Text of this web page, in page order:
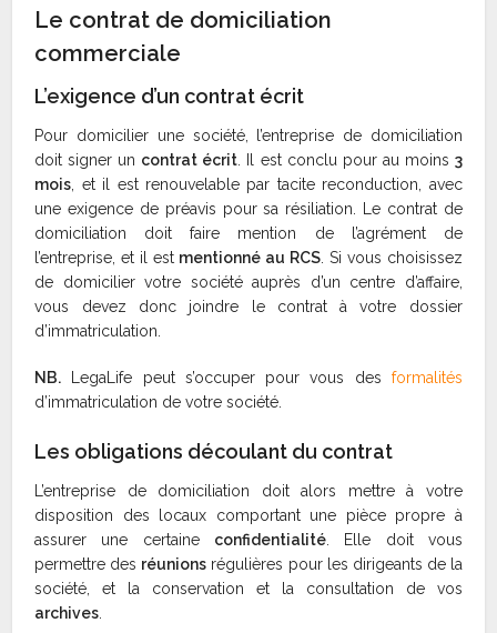
Le contrat de domiciliation
commerciale
L’exigence d’un contrat écrit
Pour domicilier une société, l’entreprise de domiciliation
doit signer un contrat écrit. Il est conclu pour au moins 3
mois, et il est renouvelable par tacite reconduction, avec
une exigence de préavis pour sa résiliation. Le contrat de
domiciliation doit faire mention de l’agrément de
l’entreprise, et il est mentionné au RCS. Si vous choisissez
de domicilier votre société auprès d’un centre d’affaire,
vous devez donc joindre le contrat à votre dossier
d’immatriculation.
NB. LegaLife peut s’occuper pour vous des formalités
d’immatriculation de votre société.
Les obligations découlant du contrat
L’entreprise de domiciliation doit alors mettre à votre
disposition des locaux comportant une pièce propre à
assurer une certaine confidentialité. Elle doit vous
permettre des réunions régulières pour les dirigeants de la
société, et la conservation et la consultation de vos
archives.